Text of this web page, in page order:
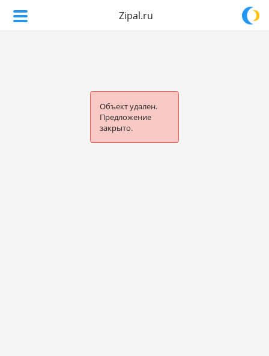
Zipal.ru
Объект удален.
Предложение
закрыто.